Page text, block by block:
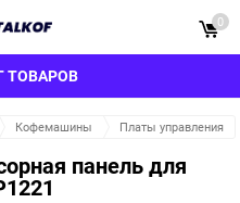
ТОВАРОВ
0
Кофемашины Платы управления
панель для